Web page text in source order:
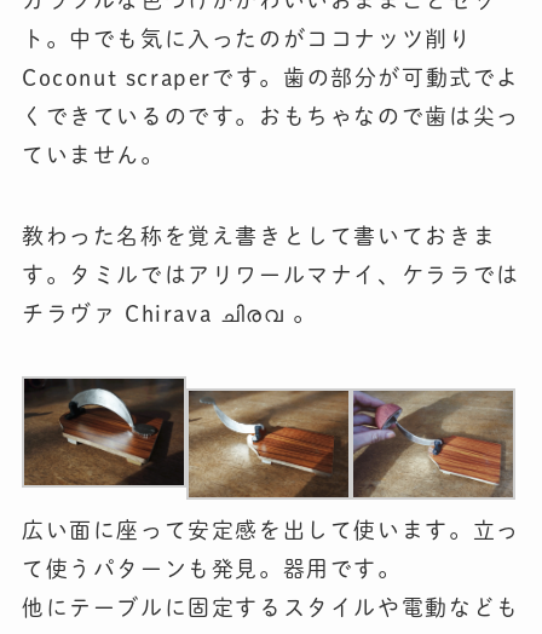
ト。中でも気に入ったのがココナッツ削り
Coconut scraperです。歯の部分が可動式でよ
くできているのです。おもちゃなので歯は尖っ
ていません。
教わった名称を覚え書きとして書いておきま
す。タミルではアリワールマナイ、ケララでは
チラヴァ Chirava ചിരവ 。
広い面に座って安定感を出して使います。立っ
て使うパターンも発見。器用です。
他にテーブルに固定するスタイルや電動なども